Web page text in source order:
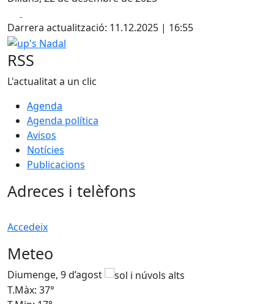
Darrera actualització: 11.12.2025 | 16:55
up's Nadal
RSS
L'actualitat a un clic
Agenda
Agenda política
Avisos
Notícies
Publicacions
Adreces i telèfons
Accedeix
Meteo
Diumenge, 9 d’agost
T.Màx: 37°